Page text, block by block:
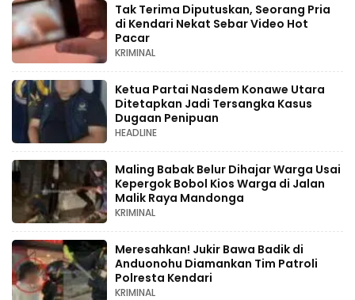
Tak Terima Diputuskan, Seorang Pria
di Kendari Nekat Sebar Video Hot
Pacar
KRIMINAL
Ketua Partai Nasdem Konawe Utara
Ditetapkan Jadi Tersangka Kasus
Dugaan Penipuan
HEADLINE
Maling Babak Belur Dihajar Warga Usai
Kepergok Bobol Kios Warga di Jalan
Malik Raya Mandonga
KRIMINAL
Meresahkan! Jukir Bawa Badik di
Anduonohu Diamankan Tim Patroli
Polresta Kendari
KRIMINAL